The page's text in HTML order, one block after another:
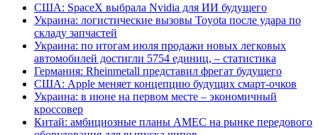
США: SpaceX выбрала Nvidia для ИИ будущего
Украина: логистические вызовы Toyota после удара по
складу запчастей
Украина: по итогам июля продажи новых легковых
автомобилей достигли 5754 единиц, – статистика
Германия: Rheinmetall представил фрегат будущего
США: Apple меняет концепцию будущих смарт-очков
Украина: в июне на первом месте – экономичный
кроссовер
Китай: амбициозные планы AMEC на рынке передового